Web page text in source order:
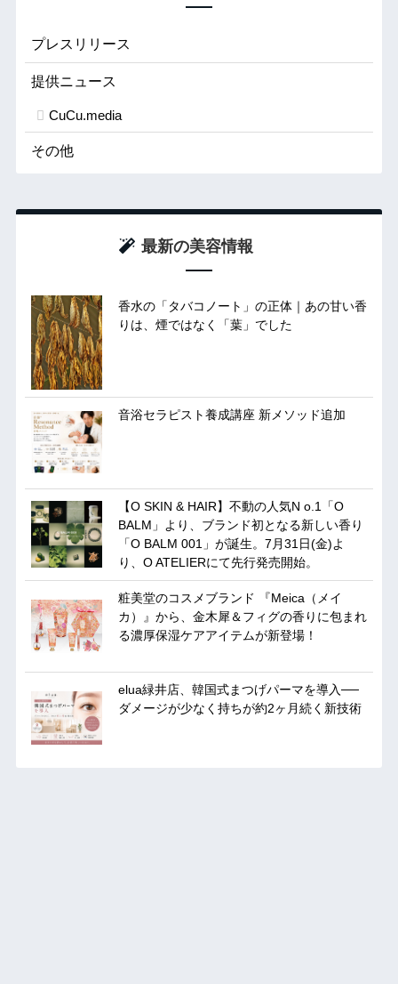
プレスリリース
提供ニュース
CuCu.media
その他
最新の美容情報
香水の「タバコノート」の正体｜あの甘い香
りは、煙ではなく「葉」でした
音浴セラピスト養成講座 新メソッド追加
【O SKIN & HAIR】不動の人気N o.1「O
BALM」より、ブランド初となる新しい香り
「O BALM 001」が誕生。7月31日(金)よ
り、O ATELIERにて先行発売開始。
粧美堂のコスメブランド 『Meica（メイ
カ）』から、金木犀＆フィグの香りに包まれ
る濃厚保湿ケアアイテムが新登場！
elua緑井店、韓国式まつげパーマを導入──
ダメージが少なく持ちが約2ヶ月続く新技術